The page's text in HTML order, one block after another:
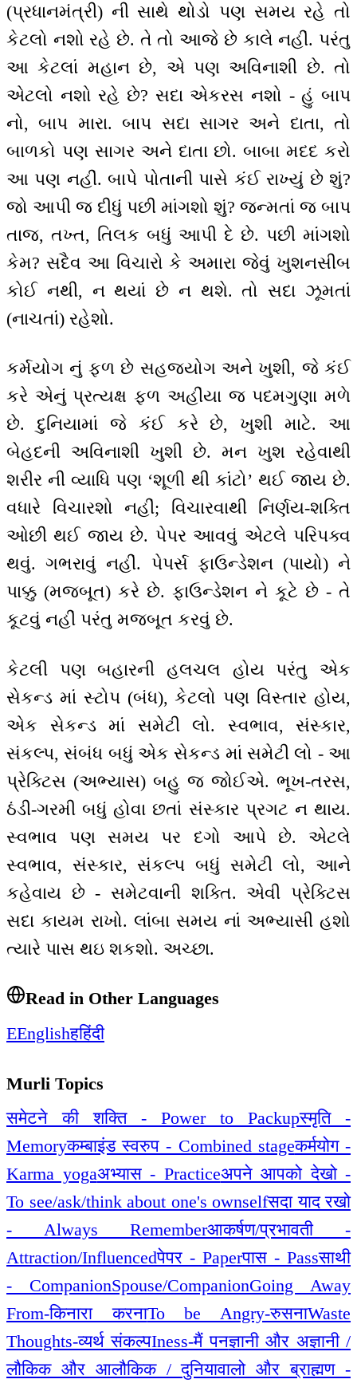
(પ્રધાનમંત્રી) ની સાથે થોડો પણ સમય રહે તો
કેટલો નશો રહે છે. તે તો આજે છે કાલે નહીં. પરંતુ
આ કેટલાં મહાન છે, એ પણ અવિનાશી છે. તો
એટલો નશો રહે છે? સદા એકરસ નશો - હું બાપ
નો, બાપ મારા. બાપ સદા સાગર અને દાતા, તો
બાળકો પણ સાગર અને દાતા છો. બાબા મદદ કરો
આ પણ નહીં. બાપે પોતાની પાસે કંઈ રાખ્યું છે શું?
જો આપી જ દીધું પછી માંગશો શું? જન્મતાં જ બાપ
તાજ, તખ્ત, તિલક બધું આપી દે છે. પછી માંગશો
કેમ? સદૈવ આ વિચારો કે અમારા જેવું ખુશનસીબ
કોઈ નથી, ન થયાં છે ન થશે. તો સદા ઝૂમતાં
(નાચતાં) રહેશો.
કર્મયોગ નું ફળ છે સહજયોગ અને ખુશી, જે કંઈ
કરે એનું પ્રત્યક્ષ ફળ અહીંયા જ પદમગુણા મળે
છે. દુનિયામાં જે કંઈ કરે છે, ખુશી માટે. આ
બેહદની અવિનાશી ખુશી છે. મન ખુશ રહેવાથી
શરીર ની વ્યાધિ પણ ‘શૂળી થી કાંટો’ થઈ જાય છે.
વધારે વિચારશો નહીં; વિચારવાથી નિર્ણય-શક્તિ
ઓછી થઈ જાય છે. પેપર આવવું એટલે પરિપક્વ
થવું. ગભરાવું નહીં. પેપર્સ ફાઉન્ડેશન (પાયો) ને
પાક્કુ (મજબૂત) કરે છે. ફાઉન્ડેશન ને કૂટે છે - તે
કૂટવું નહીં પરંતુ મજબૂત કરવું છે.
કેટલી પણ બહારની હલચલ હોય પરંતુ એક
સેકન્ડ માં સ્ટોપ (બંધ), કેટલો પણ વિસ્તાર હોય,
એક સેકન્ડ માં સમેટી લો. સ્વભાવ, સંસ્કાર,
સંકલ્પ, સંબંધ બધું એક સેકન્ડ માં સમેટી લો - આ
પ્રેક્ટિસ (અભ્યાસ) બહુ જ જોઈએ. ભૂખ-તરસ,
ઠંડી-ગરમી બધું હોવા છતાં સંસ્કાર પ્રગટ ન થાય.
સ્વભાવ પણ સમય પર દગો આપે છે. એટલે
સ્વભાવ, સંસ્કાર, સંકલ્પ બધું સમેટી લો, આને
કહેવાય છે - સમેટવાની શક્તિ. એવી પ્રેક્ટિસ
સદા કાયમ રાખો. લાંબા સમય નાં અભ્યાસી હશો
ત્યારે પાસ થઇ શકશો. અચ્છા.
Read in Other Languages
EEnglishहहिंदी
Murli Topics
समेटने की शक्ति - Power to Packupस्मृति -
Memoryकम्बाइंड स्वरुप - Combined stageकर्मयोग -
Karma yogaअभ्यास - Practiceअपने आपको देखो -
To see/ask/think about one's ownselfसदा याद रखो
- Always Rememberआकर्षण/प्रभावती -
Attraction/Influencedपेपर - Paperपास - Passसाथी
- CompanionSpouse/CompanionGoing Away
From-किनारा करनाTo be Angry-रुसनाWaste
Thoughts-व्यर्थ संकल्पIness-मैं पनज्ञानी और अज्ञानी /
लौकिक और आलौकिक / दुनियावालो और ब्राह्मण -